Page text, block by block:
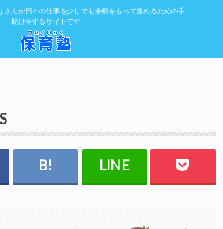
さんが日々の仕事を少しでも余裕をもって進めるための手
助けをするサイトです